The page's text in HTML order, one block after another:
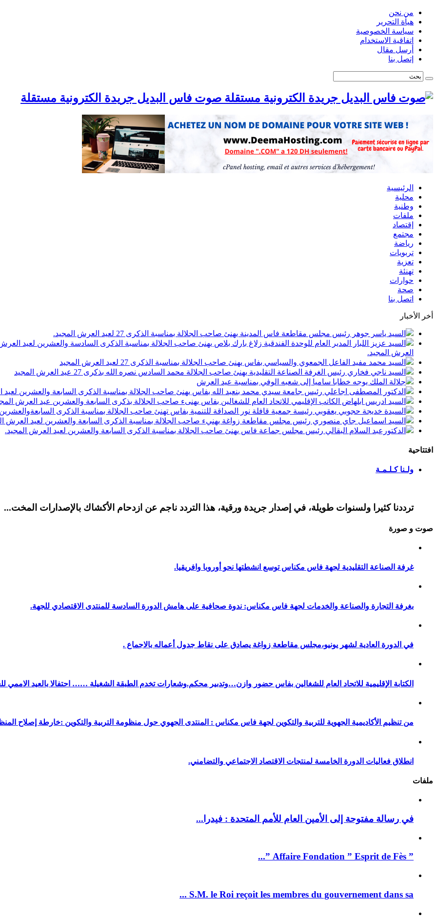
من نحن
هيأة التحرير
سياسة الخصوصية
اتفاقية الاستخدام
أرسل مقال
إتصل بنا
صوت فاس البديل جريدة الكترونية مستقلة
الرئيسية
محلية
وطنية
ملفات
إقتصاد
مجتمع
رياضة
تربويات
تعزية
تهنئة
حوارات
صحة
اتصل بنا
أخر الأخبار
السيد ياسر جوهر رئيس مجلس مقاطعة فاس المدينة يهنئ صاحب الجلالة بمناسبة الذكرى 27 لعيد العرش المجيد.
السيد عزيز اللبار المدير العام للوحدة الفندقية زلاغ بارك بلاص يهنئ صاحب الجلالة بمناسبة الذكرى السادسة والعشرين لعيد
العرش المجيد.
السيد محمد مفيد الفاعل الجمعوي والسياسي بفاس يهنئ صاحب الجلالة بمناسبة الذكرى 27 لعيد العرش المجيد
السيد ناجي فخاري رئيس الغرفة الصناعة التقليدية يهنئ صاحب الجلالة محمد السادس نصره الله بذكرى 27 عيد العرش المجيد
جلالة الملك يوجه خطابا ساميا إلى شعبه الوفي بمناسبة عيد العرش
الدكتور المصطفى اجاعلي رئيس جامعة سيدي محمد بنعبد الله بفاس يهنئ صاحب الجلالة بمناسبة الذكرى السابعة والعشرين لعيد
السيد ادريس ابلهاض الكاتب الإقليمي للاتحاد العام للشغالين بفاس يهنىء صاحب الجلالة بذكرى السابعة والعشرين عيد العرش
السيدة خديجة حجوبي يعقوبي رئيسة جمعية قافلة نور الصداقة للتنمية بفاس تهنئ صاحب الجلالة بمناسبة الذكرى
السيد اسماعيل جاي منصوري رئيس مجلس مقاطعة زواغة يهنيء صاحب الجلالة بمناسبة الذكرى السابعة والعشرين لعيد العرش
الدكتورعبد السلام البقالي رئيس مجلس جماعة فاس يهنئ صاحب الجلالة بمناسبة الذكرى السابعة والعشرين لعيد العرش المجيد.
افتتاحية
ولـنا كـلـمـة
ترددنا كثيرا ولسنوات طويلة، في إصدار جريدة ورقية، هذا التردد ناجم عن ازدحام الأكشاك بالإصدارات المخت...
صوت و صورة
غرفة الصناعة التقليدية لجهة فاس مكناس توسع انشطتها نحو أوروبا وافريقيا.
بغرفة التجارة والصناعة والخدمات لجهة فاس مكناس: ندوة صحافية على هامش الدورة السادسة للمنتدى الاقتصادي للجهة.
في الدورة العادية لشهر يونيو،مجلس مقاطعة زواغة يصادق على نقاط جدول أعماله بالاجماع .
الكتابة الإقليمية للاتحاد العام للشغالين بفاس حضور وازن…وتدبير محكم.وشعارات تخدم الطبقة الشغيلة …… احتفالا بالعيد الاممي
من تنظيم الأكاديمية الجهوية للتربية والتكوين لجهة فاس مكناس : المنتدى الجهوي حول منظومة التربية والتكوين :خارطة إصلاح
انطلاق فعاليات الدورة الخامسة لمنتجات الاقتصاد الاجتماعي والتضامني.
ملفات
في رسالة مفتوحة إلى الأمين العام للأمم المتحدة : فيدرا...
” Affaire Fondation ” Esprit de Fès ”...
S.M. le Roi reçoit les membres du gouvernement dans sa ...